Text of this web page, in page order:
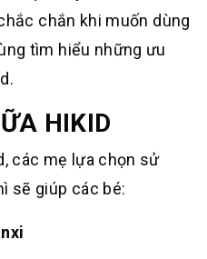
chắn khi muốn dùng
tìm hiểu những ưu
HIKID
các mẹ lựa chọn sử
sẽ giúp các bé: